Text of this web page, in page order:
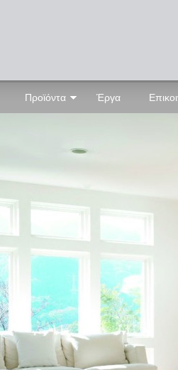
Προϊόντα Έργα